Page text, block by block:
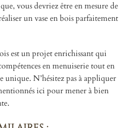
vous devriez être en mesure de
un vase en bois parfaitement
est un projet enrichissant qui
en menuiserie tout en
N’hésitez pas à appliquer
ici pour mener à bien